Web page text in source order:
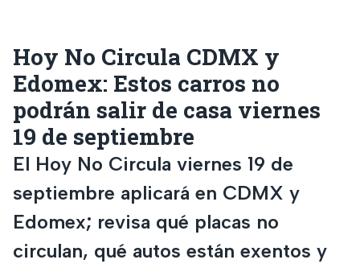
Hoy No Circula CDMX y
Edomex: Estos carros no
podrán salir de casa viernes
19 de septiembre
El Hoy No Circula viernes 19 de
septiembre aplicará en CDMX y
Edomex; revisa qué placas no
circulan, qué autos están exentos y